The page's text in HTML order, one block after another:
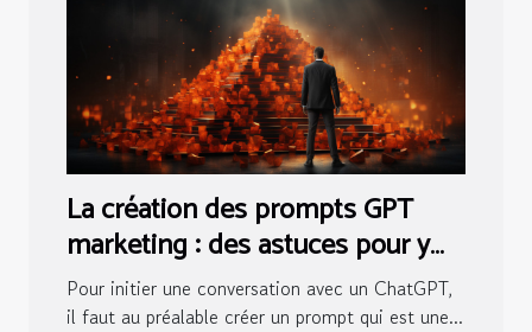
La création des prompts GPT
marketing : des astuces pour y
arriver
Pour initier une conversation avec un ChatGPT,
il faut au préalable créer un prompt qui est une...